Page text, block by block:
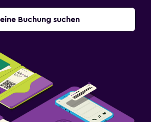
Buchung suchen